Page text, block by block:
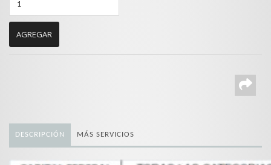
DESCRIPCIÓN MÁS SERVICIOS